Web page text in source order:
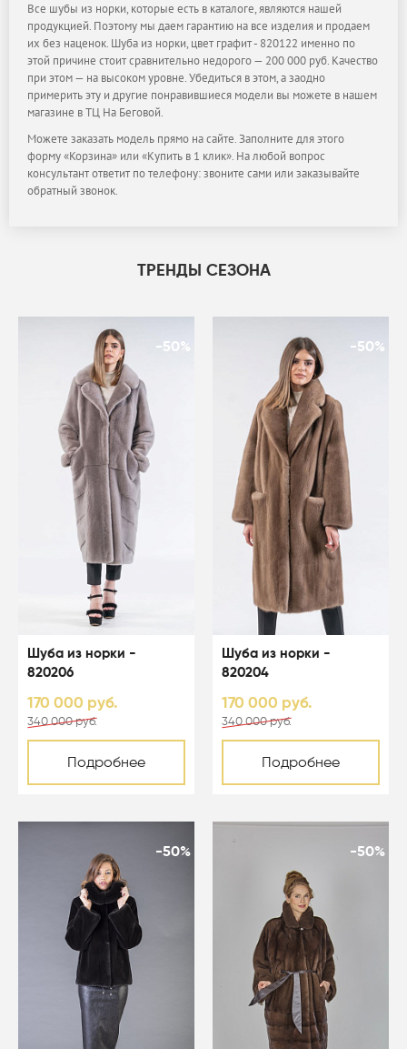
Все шубы из норки, которые есть в каталоге, являются нашей
продукцией. Поэтому мы даем гарантию на все изделия и продаем
их без наценок. Шуба из норки, цвет графит - 820122 именно по
этой причине стоит сравнительно недорого — 200 000 руб. Качество
при этом — на высоком уровне. Убедиться в этом, а заодно
примерить эту и другие понравившиеся модели вы можете в нашем
магазине в ТЦ На Беговой.
Можете заказать модель прямо на сайте. Заполните для этого
форму «Корзина» или «Купить в 1 клик». На любой вопрос
консультант ответит по телефону: звоните сами или заказывайте
обратный звонок.
ТРЕНДЫ СЕЗОНА
-50%
Шуба из норки -
820206
170 000 руб.
340 000 руб.
Подробнее
-50%
Шуба из норки -
820204
170 000 руб.
340 000 руб.
Подробнее
-50% -50%